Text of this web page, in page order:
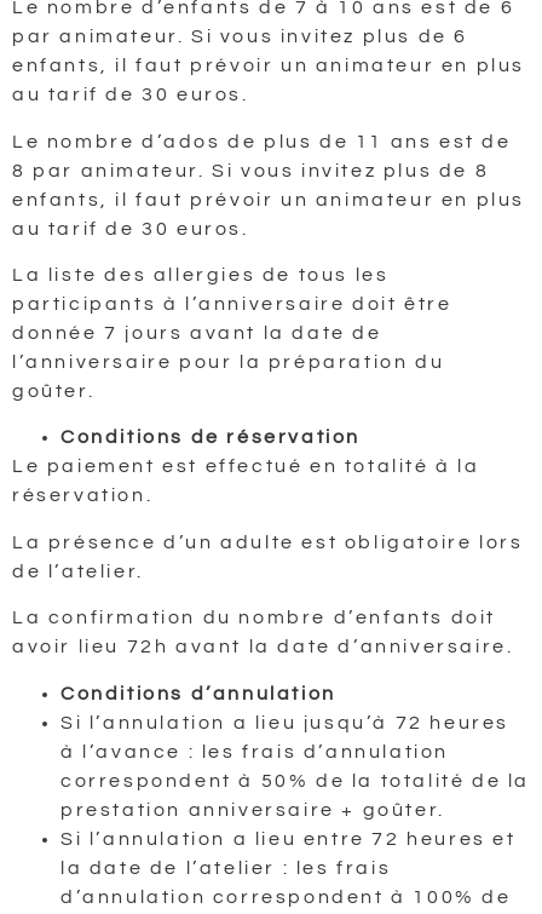
Le nombre d’enfants de 7 à 10 ans est de 6
par animateur. Si vous invitez plus de 6
enfants, il faut prévoir un animateur en plus
au tarif de 30 euros.
Le nombre d’ados de plus de 11 ans est de
8 par animateur. Si vous invitez plus de 8
enfants, il faut prévoir un animateur en plus
au tarif de 30 euros.
La liste des allergies de tous les
participants à l’anniversaire doit être
donnée 7 jours avant la date de
l’anniversaire pour la préparation du
goûter.
Conditions de réservation
Le paiement est effectué en totalité à la
réservation.
La présence d’un adulte est obligatoire lors
de l’atelier.
La confirmation du nombre d’enfants doit
avoir lieu 72h avant la date d’anniversaire.
Conditions d’annulation
Si l’annulation a lieu jusqu’à 72 heures
à l’avance : les frais d’annulation
correspondent à 50% de la totalité de la
prestation anniversaire + goûter.
Si l’annulation a lieu entre 72 heures et
la date de l’atelier : les frais
d’annulation correspondent à 100% de